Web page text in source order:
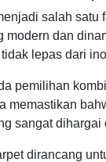
salah
modern dan
lepas dari
pemilihan
memastikan
sangat dihargai
dirancang